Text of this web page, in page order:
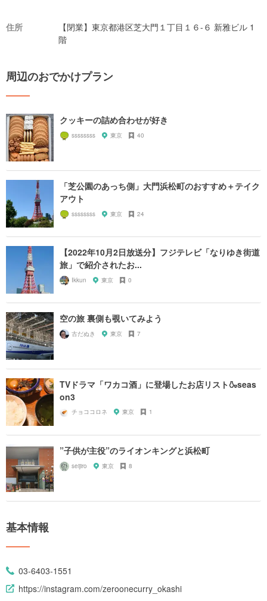
住所
【閉業】東京都港区芝大門１丁目１６-６ 新雅ビル 1
階
周辺のおでかけプラン
クッキーの詰め合わせが好き
ssssssss 東京 40
「芝公園のあっち側」大門浜松町のおすすめ＋テイク
アウト
ssssssss 東京 24
【2022年10月2日放送分】フジテレビ「なりゆき街道
旅」で紹介されたお...
Ikkun 東京 0
空の旅 裏側も覗いてみよう
古だぬき 東京 7
TVドラマ「ワカコ酒」に登場したお店リスト🍶seas
on3
チョココロネ 東京 1
”子供が主役”のライオンキングと浜松町
seijiro 東京 8
基本情報
03-6403-1551
https://instagram.com/zeroonecurry_okashi